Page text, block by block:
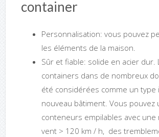
container
Personnalisation: vous pouvez
les éléments de la maison.
Sûr et fiable: solide en acier dur.
containers dans de nombreux
été considérées comme un type
nouveau bâtiment. Vous pouvez
conteneurs empilables avec une
vent > 120 km / h, des